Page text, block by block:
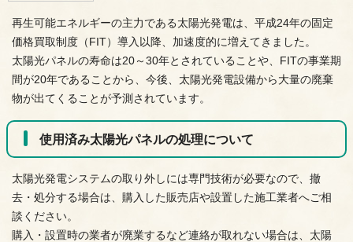
再生可能エネルギーの主力である太陽光発電は、平成24年の固定
価格買取制度（FIT）導入以降、加速度的に増えてきました。
太陽光パネルの寿命は20～30年とされていることや、FITの事業期
間が20年であることから、今後、太陽光発電設備から大量の廃棄
物が出てくることが予測されています。
使用済み太陽光パネルの処理について
太陽光発電システムの取り外しには専門技術が必要なので、撤
去・処分する場合は、購入した販売店や設置した施工業者へご相
談ください。
購入・設置時の業者が廃業するなど連絡が取れない場合は、太陽